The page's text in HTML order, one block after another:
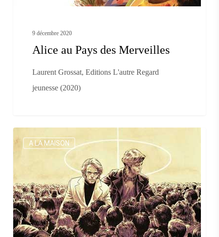
9 décembre 2020
Alice au Pays des Merveilles
Laurent Grossat, Editions L'autre Regard
jeunesse (2020)
patrie
frères
Werner
A LA MAISON